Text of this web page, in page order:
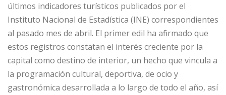
últimos indicadores turísticos publicados por el
Instituto Nacional de Estadística (INE) correspondientes
al pasado mes de abril. El primer edil ha afirmado que
estos registros constatan el interés creciente por la
capital como destino de interior, un hecho que vincula a
la programación cultural, deportiva, de ocio y
gastronómica desarrollada a lo largo de todo el año, así